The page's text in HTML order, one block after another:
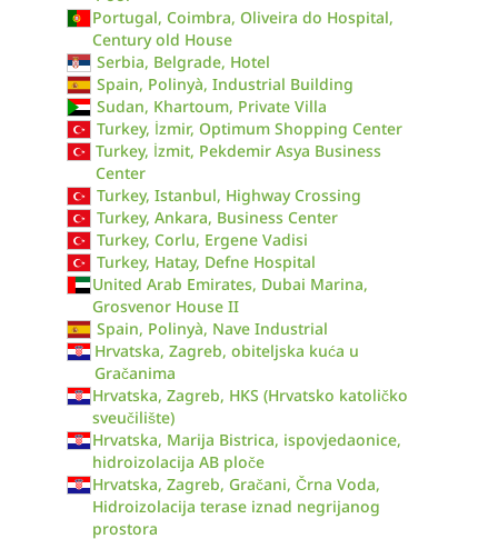
Portugal, Coimbra, Oliveira do Hospital,
Century old House
Serbia, Belgrade, Hotel
Spain, Polinyà, Industrial Building
Sudan, Khartoum, Private Villa
Turkey, İzmir, Optimum Shopping Center
Turkey, İzmit, Pekdemir Asya Business
Center
Turkey, Istanbul, Highway Crossing
Turkey, Ankara, Business Center
Turkey, Corlu, Ergene Vadisi
Turkey, Hatay, Defne Hospital
United Arab Emirates, Dubai Marina,
Grosvenor House II
Spain, Polinyà, Nave Industrial
Hrvatska, Zagreb, obiteljska kuća u
Gračanima
Hrvatska, Zagreb, HKS (Hrvatsko katoličko
sveučilište)
Hrvatska, Marija Bistrica, ispovjedaonice,
hidroizolacija AB ploče
Hrvatska, Zagreb, Gračani, Črna Voda,
Hidroizolacija terase iznad negrijanog
prostora